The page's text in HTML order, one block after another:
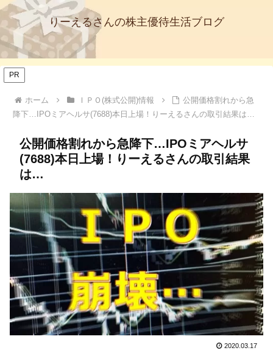
りーえるさんの株主優待生活ブログ
PR
ホーム ＩＰＯ(株式公開)情報
公開価格割れから急
降下…IPOミアヘルサ(7688)本日上場！りーえるさんの取引結果は…
公開価格割れから急降下…IPOミアヘルサ
(7688)本日上場！りーえるさんの取引結果
は…
2020.03.17